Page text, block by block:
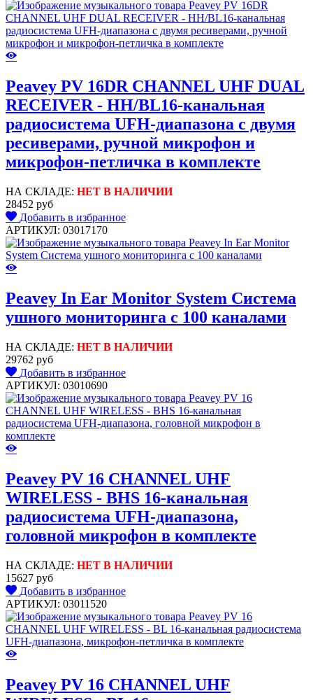
Peavey PV 16DR CHANNEL UHF DUAL
RECEIVER - HH/BL16-канальная
радиосистема UFH-диапазона с двумя
ресиверами, ручной микрофон и
микрофон-петличка в комплекте
НА СКЛАДЕ: НЕТ В НАЛИЧИИ
28452 руб
Добавить в избранное
АРТИКУЛ: 03017170
Peavey In Ear Monitor System Система
ушного мониторинга с 100 каналами
НА СКЛАДЕ: НЕТ В НАЛИЧИИ
29762 руб
Добавить в избранное
АРТИКУЛ: 03010690
Peavey PV 16 CHANNEL UHF
WIRELESS - BHS 16-канальная
радиосистема UFH-диапазона,
головной микрофон в комплекте
НА СКЛАДЕ: НЕТ В НАЛИЧИИ
15627 руб
Добавить в избранное
АРТИКУЛ: 03011520
Peavey PV 16 CHANNEL UHF